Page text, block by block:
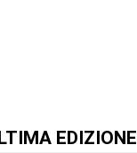
EDIZIONE